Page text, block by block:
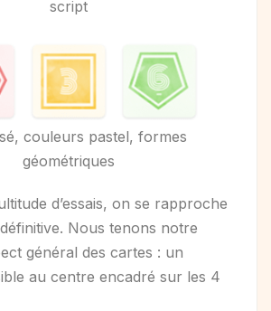
script
couleurs pastel, formes
géométriques
d’essais, on se rapproche
Nous tenons notre
général des cartes : un
au centre encadré sur les 4